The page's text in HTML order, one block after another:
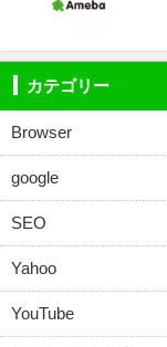
カテゴリー
Browser
google
SEO
Yahoo
YouTube